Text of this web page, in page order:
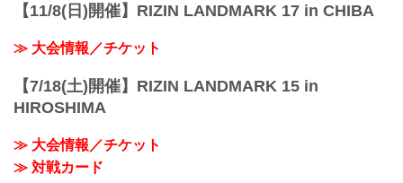
【11/8(日)開催】RIZIN LANDMARK 17 in CHIBA
≫ 大会情報／チケット
【7/18(土)開催】RIZIN LANDMARK 15 in
HIROSHIMA
≫ 大会情報／チケット
≫ 対戦カード